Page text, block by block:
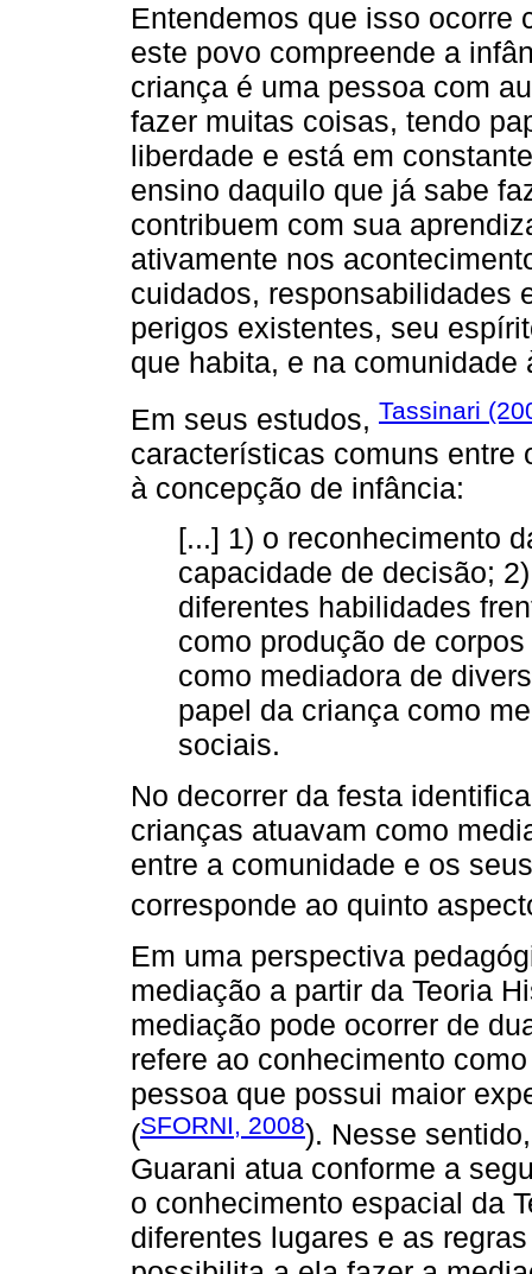
Entendemos que isso ocorre
este povo compreende a
criança é uma pessoa com
fazer muitas coisas, tendo
liberdade e está em
ensino daquilo que já sabe
contribuem com sua
ativamente nos
cuidados, responsabilidades
perigos existentes, seu
que habita, e na comunidade
Em seus estudos, Tassinari
características comuns entre
à concepção de infância:
[...] 1) o reconhecimento
capacidade de decisão;
diferentes habilidades
como produção de
como mediadora de
papel da criança como
sociais.
No decorrer da festa
crianças atuavam como
entre a comunidade e os
corresponde ao quinto
Em uma perspectiva
mediação a partir da Teoria
mediação pode ocorrer de
refere ao conhecimento
pessoa que possui maior
(SFORNI, 2008). Nesse
Guarani atua conforme a
o conhecimento espacial da
diferentes lugares e as